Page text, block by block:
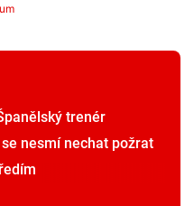
trenér
nesmí nechat požrat